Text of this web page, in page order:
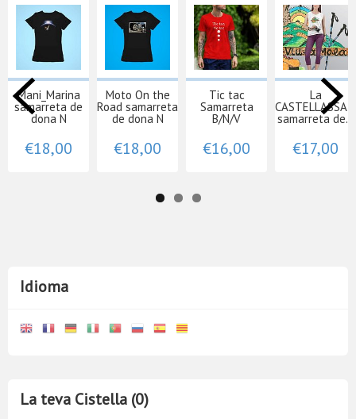
Idioma
La teva Cistella (0)
Mani_Marina
samarreta de
dona N
€18,00
Moto On the
Road samarreta
de dona N
€18,00
Tic tac
Samarreta
B/N/V
€16,00
La
CASTELLASSA 1
samarreta de...
€17,00